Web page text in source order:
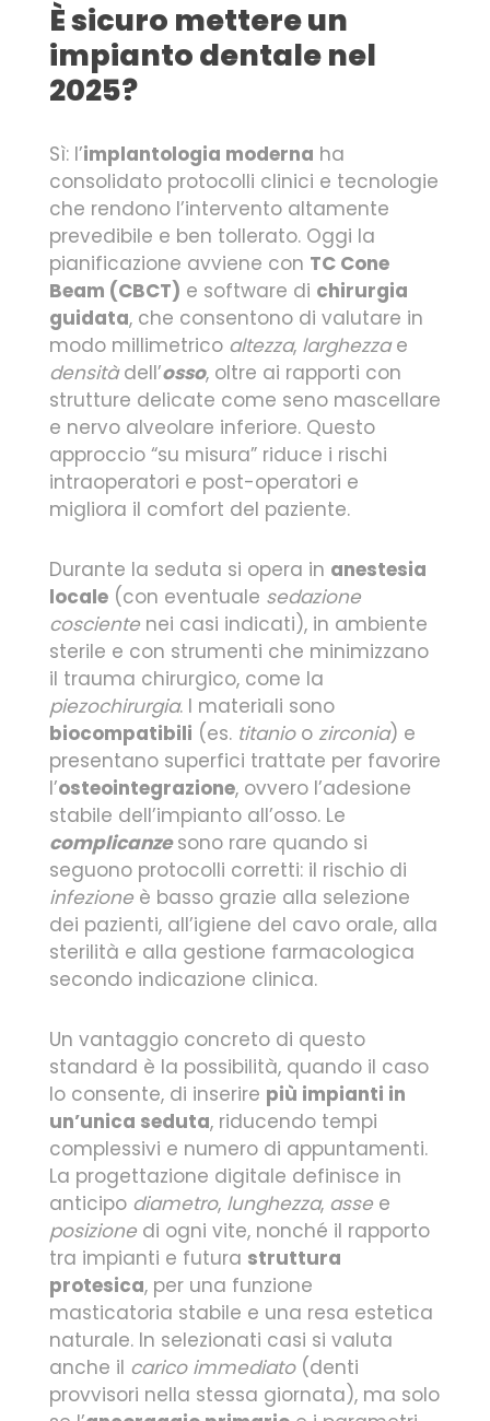
È sicuro mettere un
impianto dentale nel
2025?
Sì: l’implantologia moderna ha
consolidato protocolli clinici e tecnologie
che rendono l’intervento altamente
prevedibile e ben tollerato. Oggi la
pianificazione avviene con TC Cone
Beam (CBCT) e software di chirurgia
guidata, che consentono di valutare in
modo millimetrico altezza, larghezzae
densitàdell’osso, oltre ai rapporti con
strutture delicate come seno mascellare
e nervo alveolare inferiore. Questo
approccio “su misura” riduce i rischi
intraoperatori e post-operatori e
migliora il comfort del paziente.
Durante la seduta si opera in anestesia
locale (con eventuale sedazione
cosciente nei casi indicati), in ambiente
sterile e con strumenti che minimizzano
il trauma chirurgico, come la
piezochirurgia. I materiali sono
biocompatibili (es. titanioo zirconia) e
presentano superfici trattate per favorire
l’osteointegrazione, ovvero l’adesione
stabile dell’impianto all’osso. Le
complicanzesono rare quando si
seguono protocolli corretti: il rischio di
infezione è basso grazie alla selezione
dei pazienti, all’igiene del cavo orale, alla
sterilità e alla gestione farmacologica
secondo indicazione clinica.
Un vantaggio concreto di questo
standard è la possibilità, quando il caso
lo consente, di inserire più impianti in
un’unica seduta, riducendo tempi
complessivi e numero di appuntamenti.
La progettazione digitale definisce in
anticipo diametro, lunghezza, asse e
posizione di ogni vite, nonché il rapporto
tra impianti e futura struttura
protesica, per una funzione
masticatoria stabile e una resa estetica
naturale. In selezionati casi si valuta
anche il carico immediato(denti
provvisori nella stessa giornata), ma solo